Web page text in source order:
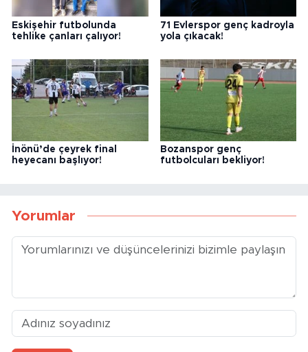
Eskişehir futbolunda
tehlike çanları çalıyor!
71 Evlerspor genç kadroyla
yola çıkacak!
İnönü’de çeyrek final
heyecanı başlıyor!
Bozanspor genç
futbolcuları bekliyor!
Yorumlar